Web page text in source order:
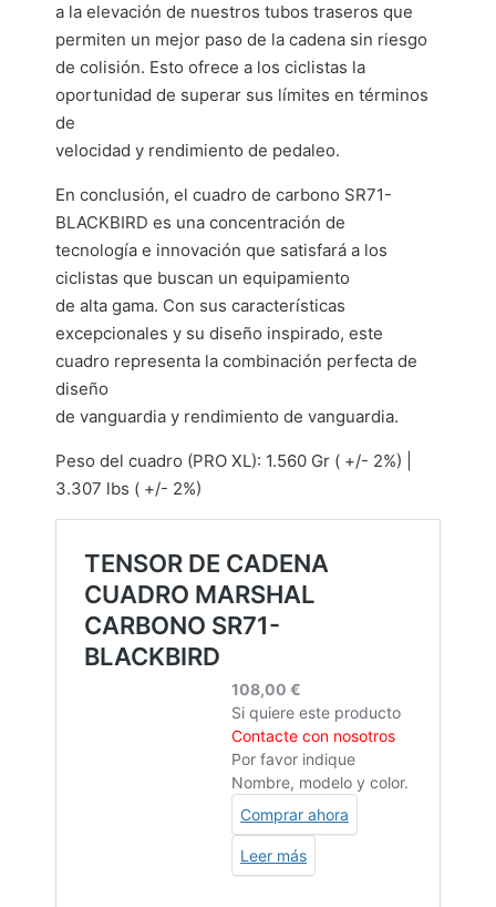
a la elevación de nuestros tubos traseros que
permiten un mejor paso de la cadena sin riesgo
de colisión. Esto ofrece a los ciclistas la
oportunidad de superar sus límites en términos
de
velocidad y rendimiento de pedaleo.
En conclusión, el cuadro de carbono SR71-
BLACKBIRD es una concentración de
tecnología e innovación que satisfará a los
ciclistas que buscan un equipamiento
de alta gama. Con sus características
excepcionales y su diseño inspirado, este
cuadro representa la combinación perfecta de
diseño
de vanguardia y rendimiento de vanguardia.
Peso del cuadro (PRO XL): 1.560 Gr ( +/- 2%) |
3.307 lbs ( +/- 2%)